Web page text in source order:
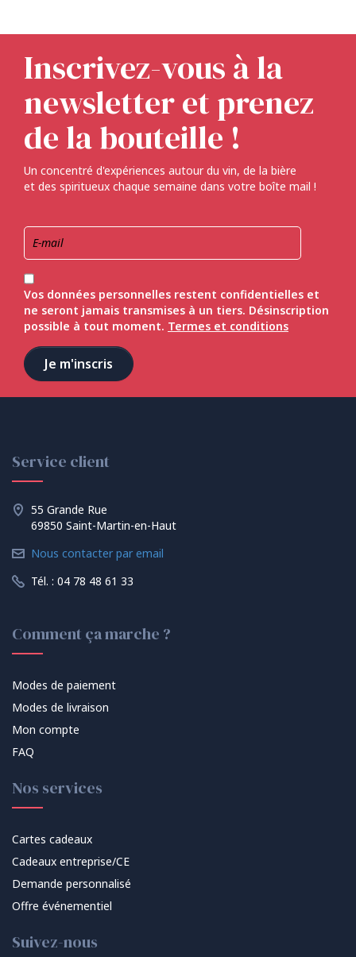
Inscrivez-vous à la
newsletter et prenez
de la bouteille !
Un concentré d'expériences autour du vin, de la bière
et des spiritueux chaque semaine dans votre boîte mail !
Vos données personnelles restent confidentielles et
ne seront jamais transmises à un tiers. Désinscription
possible à tout moment. Termes et conditions
Service client
55 Grande Rue
69850 Saint-Martin-en-Haut
Nous contacter par email
Tél. : 04 78 48 61 33
Comment ça marche ?
Modes de paiement
Modes de livraison
Mon compte
FAQ
Nos services
Cartes cadeaux
Cadeaux entreprise/CE
Demande personnalisé
Offre événementiel
Suivez-nous